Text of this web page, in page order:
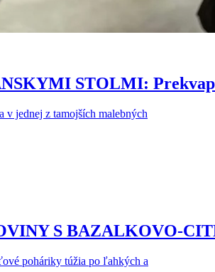
STOLMI:
v jednej z tamojších malebných
S BAZALKOVO-
poháriky túžia po ľahkých a